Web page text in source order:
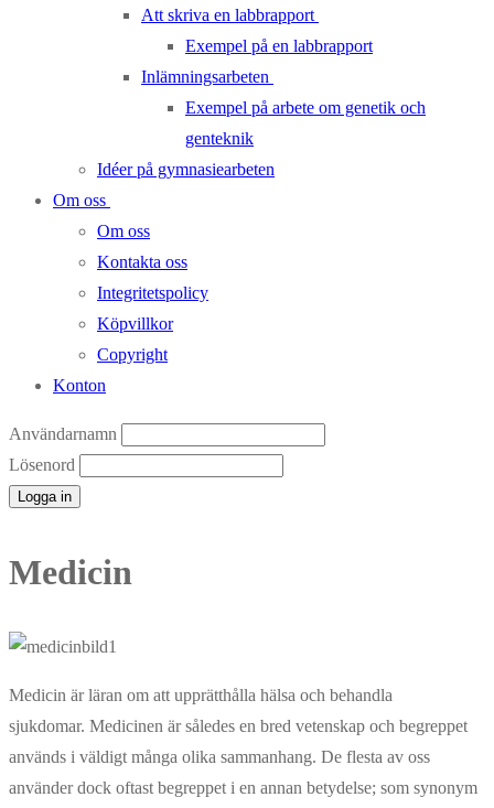
Att skriva en labbrapport
Exempel på en labbrapport
Inlämningsarbeten
Exempel på arbete om genetik och
genteknik
Idéer på gymnasiearbeten
Om oss
Om oss
Kontakta oss
Integritetspolicy
Köpvillkor
Copyright
Konton
Användarnamn
Lösenord
Medicin
Medicin är läran om att upprätthålla hälsa och behandla
sjukdomar. Medicinen är således en bred vetenskap och begreppet
används i väldigt många olika sammanhang. De flesta av oss
använder dock oftast begreppet i en annan betydelse; som synonym